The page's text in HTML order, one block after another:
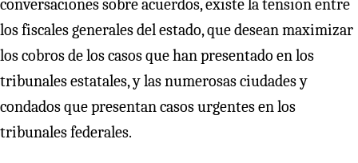
conversaciones sobre acuerdos, existe la tensión entre
los fiscales generales del estado, que desean maximizar
los cobros de los casos que han presentado en los
tribunales estatales, y las numerosas ciudades y
condados que presentan casos urgentes en los
tribunales federales.